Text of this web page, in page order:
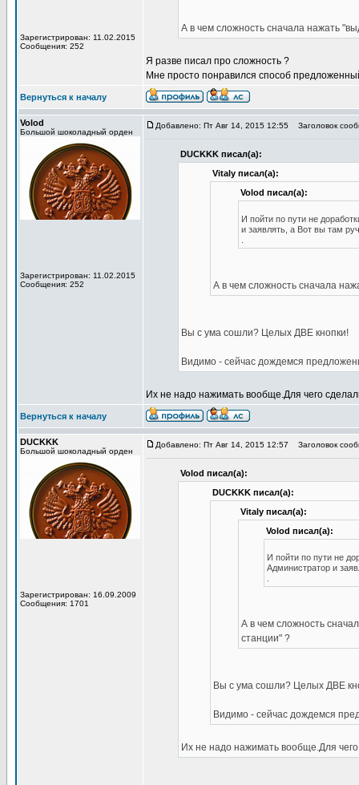
Зарегистрирован: 11.02.2015
Сообщения: 252
А в чем сложность сначала нажать
Я разве писал про сложность ?
Мне просто понравился способ
Вернуться к началу
Volod
Большой шоколадный орден
Зарегистрирован: 11.02.2015
Сообщения: 252
Добавлено: Пт Авг 14, 2015 12:55 Заголовок
DUCKKK писал(а):
Vitaly писал(а):
Volod писал(а):
И пойти по пути не
и заявлять, а Вот вы там
А в чем сложность сначала
Вы с ума сошли? Целых ДВЕ кнопки!
Видимо - сейчас дождемся
Их не надо нажимать вообще.Для чего
Вернуться к началу
DUCKKK
Большой шоколадный орден
Зарегистрирован: 16.09.2009
Сообщения: 1701
Добавлено: Пт Авг 14, 2015 12:57 Заголовок
Volod писал(а):
DUCKKK писал(а):
Vitaly писал(а):
Volod писал(а):
И пойти по пути не
Администратор и
А в чем сложность
станции" ?
Вы с ума сошли? Целых ДВЕ
Видимо - сейчас дождемся
Их не надо нажимать вообще.Для